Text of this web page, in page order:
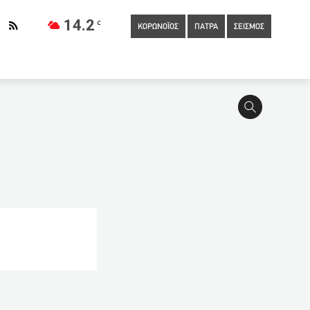
14.2 C
ΚΟΡΩΝΟΪΟΣ ΠΑΤΡΑ ΣΕΙΣΜΟΣ
08:50
Ανεστάλη η απεργία των ναυτικών – Αναχωρούν τα πλοία